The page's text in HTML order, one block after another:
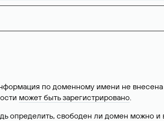
по доменному имени не
может быть зарегистрировано.
определить, свободен ли домен можно